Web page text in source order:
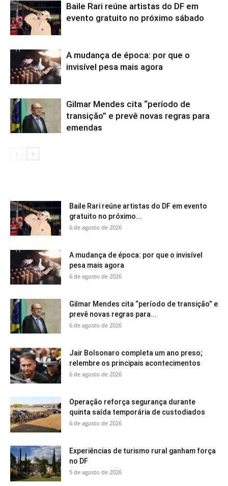
Baile Rari reúne artistas do DF em
evento gratuito no próximo sábado
A mudança de época: por que o
invisível pesa mais agora
Gilmar Mendes cita “período de
transição” e prevê novas regras para
emendas
Baile Rari reúne artistas do DF em evento
gratuito no próximo...
6 de agosto de 2026
A mudança de época: por que o invisível
pesa mais agora
6 de agosto de 2026
Gilmar Mendes cita “período de transição” e
prevê novas regras para...
6 de agosto de 2026
Jair Bolsonaro completa um ano preso;
relembre os principais acontecimentos
6 de agosto de 2026
Operação reforça segurança durante
quinta saída temporária de custodiados
6 de agosto de 2026
Experiências de turismo rural ganham força
no DF
5 de agosto de 2026